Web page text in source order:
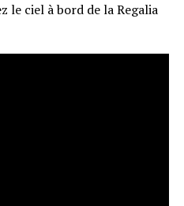
le ciel à bord de la Regalia